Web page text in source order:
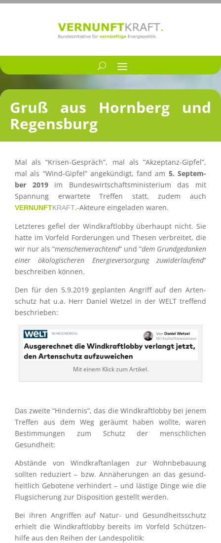
Gruß aus Hornberg und
Regensburg
Mal als “Krisen-Gespräch”, mal als “Akzep­tanz-Gipfel”,
mal als “Wind-Gipfel” angekün­digt, fand am 5. Septem­
ber 2019 im Bundes­wirt­schafts­mi­nis­te­rium das mit
Spannung erwar­tete Treffen statt, zudem auch
VERNUNFTKRAFT.-Akteure einge­la­den waren.
Letzte­res gefiel der Windkraft­lobby überhaupt nicht. Sie
hatte im Vorfeld Forde­run­gen und Thesen verbrei­tet, die
wir nur als “menschen­ver­ach­tend” und “dem Grund­ge­dan­ken
einer ökolo­gi­sche­ren Energie­ver­sor­gung zuwider­lau­fend”
beschrei­ben können.
Den für den 5.9.2019 geplan­ten Angriff auf den Arten­
schutz hat u.a. Herr Daniel Wetzel in der WELT treffend
beschrieben:
Mit einem Klick zum Artikel.
Das zweite “Hinder­nis”, das die Windkraft­lobby bei jenem
Treffen aus dem Weg geräumt haben wollte, waren
Bestim­mun­gen zum Schutz der mensch­li­chen
Gesundheit:
Abstände von Windkraft­an­la­gen zur Wohnbe­bau­ung
sollten reduziert – bzw. Annähe­run­gen an das gesund­
heit­lich Gebotene verhin­dert – und lästige Dinge wie die
Flugsi­che­rung zur Dispo­si­tion gestellt werden.
Bei ihren Angrif­fen auf Natur- und Gesund­heits­schutz
erhielt die Windkraft­lobby bereits im Vorfeld Schüt­zen­
hilfe aus den Reihen der Landespolitik: